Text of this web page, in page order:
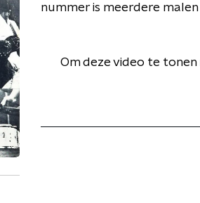
nummer is meerdere
Om deze video te tonen